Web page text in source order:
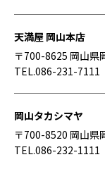
天満屋 岡山本店
〒700-8625 岡山県
TEL.086-231-7111
岡山タカシマヤ
〒700-8520 岡山県
TEL.086-232-1111